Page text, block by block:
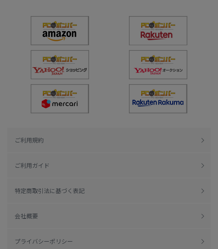
ご利用規約
ご利用ガイド
特定商取引法に基づく表記
会社概要
プライバシーポリシー